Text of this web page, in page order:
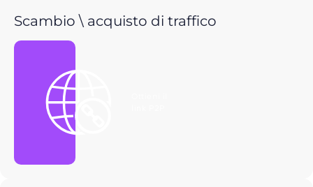
Scambio \ acquisto di traffico